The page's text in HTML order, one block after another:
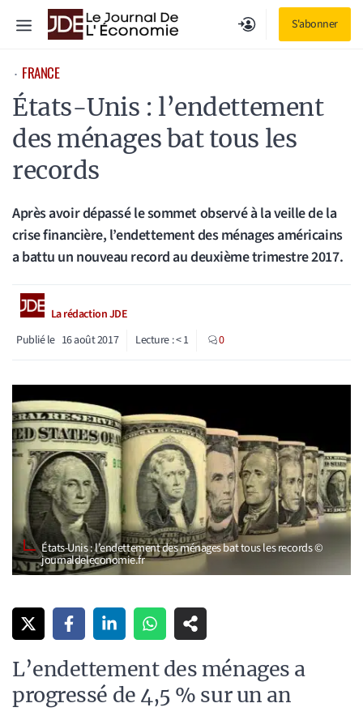
S'abonner
Menu
⋅ FRANCE
États-Unis : l’endettement
des ménages bat tous les
records
Après avoir dépassé le sommet observé à la veille de la
crise financière, l’endettement des ménages américains
a battu un nouveau record au deuxième trimestre 2017.
La rédaction JDE
Publié le 16 août 2017 Lecture :< 1 0
États-Unis : l’endettement des ménages bat tous les records ©
journaldeleconomie.fr
L’endettement des ménages a
progressé de 4,5 % sur un an